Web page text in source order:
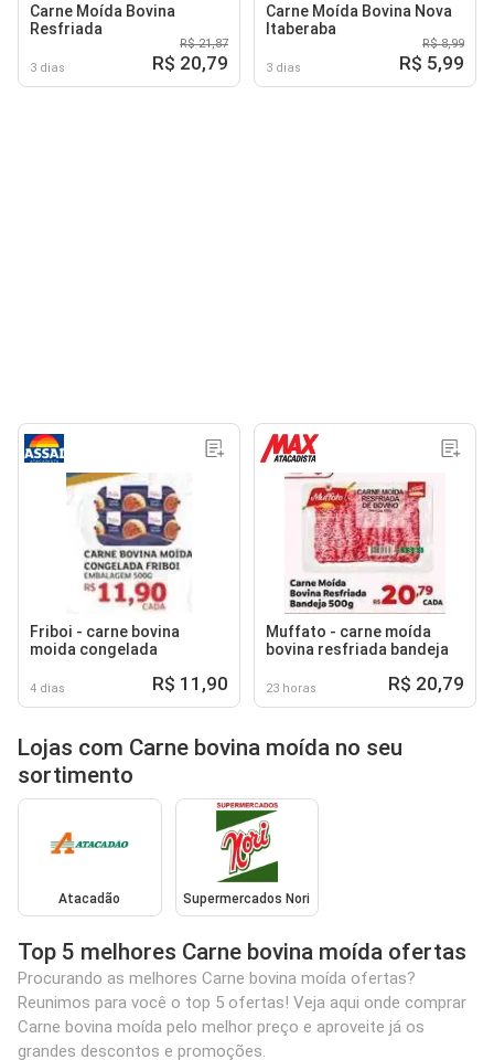
Carne Moída Bovina
Resfriada
3 dias
R$ 21,87
R$ 20,79
Carne Moída Bovina Nova
Itaberaba
3 dias
R$ 8,99
R$ 5,99
Friboi - carne bovina
moida congelada
4 dias R$ 11,90
Muffato - carne moída
bovina resfriada bandeja
23 horas R$ 20,79
Lojas com Carne bovina moída no seu
sortimento
Atacadão Supermercados Nori
Top 5 melhores Carne bovina moída ofertas
Procurando as melhores Carne bovina moída ofertas?
Reunimos para você o top 5 ofertas! Veja aqui onde comprar
Carne bovina moída pelo melhor preço e aproveite já os
grandes descontos e promoções.